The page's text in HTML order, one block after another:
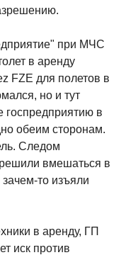
при МЧС
в аренду
FZE для полетов в
но и тут
в
обеим сторонам.
Следом
вмешаться в
то изъяли
в аренду, ГП
иск против